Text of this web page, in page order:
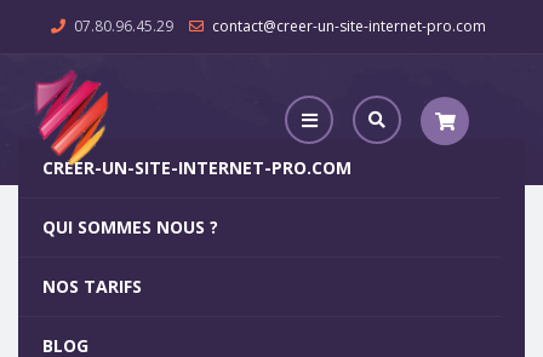
07.80.96.45.29 contact@creer-un-site-internet-pro.com
CREER-UN-SITE-INTERNET-PRO.COM
QUI SOMMES NOUS ?
NOS TARIFS
BLOG
Agence Web Demangevelle
5